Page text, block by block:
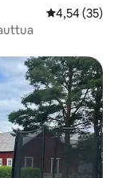
4,54 de uma
4,54 (35)